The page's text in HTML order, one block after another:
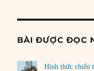
BÀI ĐƯỢC ĐỌC
Hình thức chiến